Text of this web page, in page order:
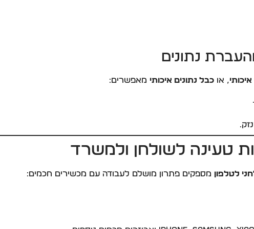
נתונים
, או כבל נתונים איכותי מאפשרים:
טעינה לשולחן ולמשרד
לטלפון מספקים פתרון מושלם לעבודה עם מכשירים חכמים: